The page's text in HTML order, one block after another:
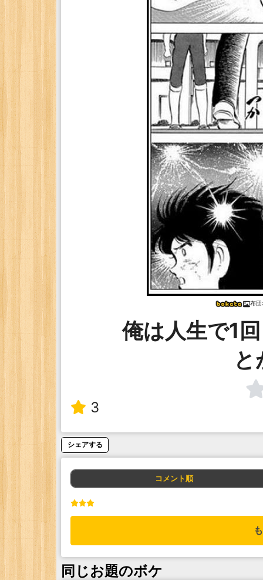
布団
俺は人生で1
3
シェアする
コメント順
同じお題のボケ